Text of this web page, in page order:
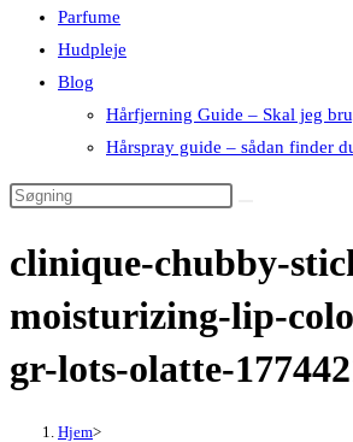
Parfume
Hudpleje
Blog
Hårfjerning Guide – Skal jeg
Hårspray guide – sådan finder
clinique-chubby-
moisturizing-lip-
gr-lots-olatte-
Hjem>